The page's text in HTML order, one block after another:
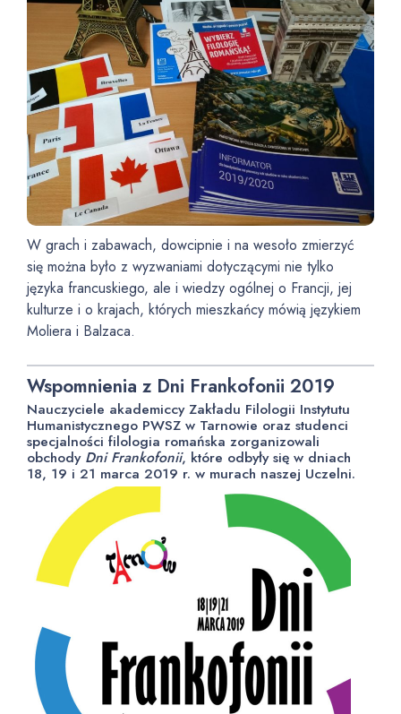
W grach i zabawach, dowcipnie i na wesoło zmierzyć
się można było z wyzwaniami dotyczącymi nie tylko
języka francuskiego, ale i wiedzy ogólnej o Francji, jej
kulturze i o krajach, których mieszkańcy mówią językiem
Moliera i Balzaca.
Wspomnienia z Dni Frankofonii 2019
Nauczyciele akademiccy Zakładu Filologii Instytutu
Humanistycznego PWSZ w Tarnowie oraz studenci
specjalności filologia romańska zorganizowali
obchody Dni Frankofonii, które odbyły się w dniach
18, 19 i 21 marca 2019 r. w murach naszej Uczelni.